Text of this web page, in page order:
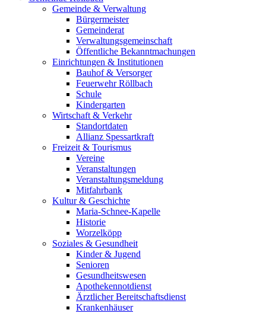
Gemeinde & Verwaltung
Bürgermeister
Gemeinderat
Verwaltungsgemeinschaft
Öffentliche Bekanntmachungen
Einrichtungen & Institutionen
Bauhof & Versorger
Feuerwehr Röllbach
Schule
Kindergarten
Wirtschaft & Verkehr
Standortdaten
Allianz Spessartkraft
Freizeit & Tourismus
Vereine
Veranstaltungen
Veranstaltungsmeldung
Mitfahrbank
Kultur & Geschichte
Maria-Schnee-Kapelle
Historie
Worzelköpp
Soziales & Gesundheit
Kinder & Jugend
Senioren
Gesundheitswesen
Apothekennotdienst
Ärztlicher Bereitschaftsdienst
Krankenhäuser